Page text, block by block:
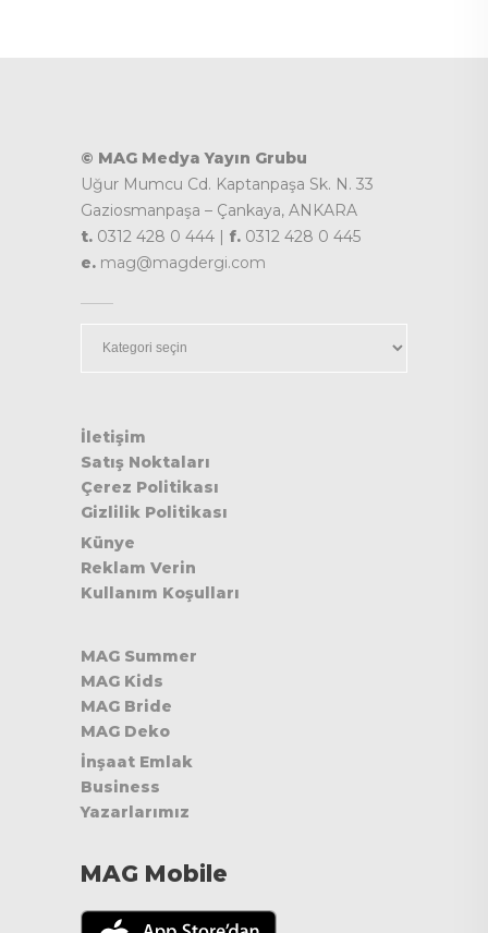
© MAG Medya Yayın Grubu
Uğur Mumcu Cd. Kaptanpaşa Sk. N. 33
Gaziosmanpaşa – Çankaya, ANKARA
t. 0312 428 0 444 | f. 0312 428 0 445
e. mag@magdergi.com
İletişim
Satış Noktaları
Çerez Politikası
Gizlilik Politikası
Künye
Reklam Verin
Kullanım Koşulları
MAG Summer
MAG Kids
MAG Bride
MAG Deko
İnşaat Emlak
Business
Yazarlarımız
MAG Mobile